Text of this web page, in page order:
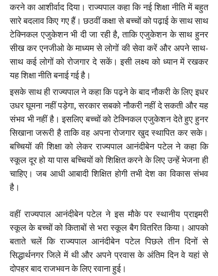
करने का आशीर्वाद दिया। राज्यपाल कहा कि नई शिक्षा नीति में बहुत
सारे बदलाव किए गए हैं। छठवीं कक्षा से बच्चों को पढ़ाई के साथ साथ
टेक्निकल एजुकेशन भी दी जा रही है, ताकि एजुकेशन के साथ हुनर
सीख कर एनजीओ के माध्यम से लोगों की सेवा करें और अपने साथ-
साथ कई लोगों को रोजगार दे सकें। इसी लक्ष्य को ध्यान में रखकर
यह शिक्षा नीति बनाई गई है।
इसके साथ ही राज्यपाल ने कहा कि पढ़ने के बाद नौकरी के लिए इधर
उधर घूमना नहीं पड़ेगा, सरकार सबको नौकरी नहीं दे सकती और यह
संभव भी नहीं है। इसलिए बच्चों को टेक्निकल एजुकेशन देते हुए हुनर
सिखाना जरूरी है ताकि वह अपना रोजगार खुद स्थापित कर सके।
बच्चियों की शिक्षा को लेकर राज्यपाल आनंदीबेन पटेल ने कहा कि
स्कूल दूर हो या पास बच्चियों को शिक्षित करने के लिए उन्हें भेजना ही
चाहिए। जब आधी आबादी शिक्षित होगी तभी देश का विकास संभव
है।
वहीं राज्यपाल आनंदीबेन पटेल ने इस मौके पर स्थानीय प्राइमरी
स्कूल के बच्चों को किताबों से भरा स्कूल बैग वितरित किया। आपको
बताते चलें कि राज्यपाल आनंदीबेन पटेल पिछले तीन दिनों से
सिद्धार्थनगर जिले में थी और अपने प्रवास के अंतिम दिन वे यहां से
दोपहर बाद राजभवन के लिए रवाना हुई।